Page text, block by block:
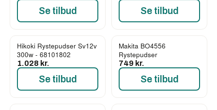
Se tilbud Se tilbud
Hikoki Rystepudser Sv12v
300w - 68101802
1.028 kr.
Se tilbud
Makita BO4556
Rystepudser
749 kr.
Se tilbud